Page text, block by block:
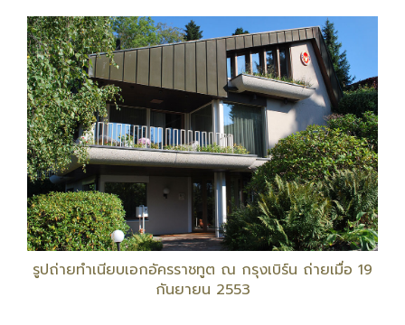
รูปถ่ายทำเนียบเอกอัครราชทูต ณ กรุงเบิร์น ถ่ายเมื่อ 19
กันยายน 2553